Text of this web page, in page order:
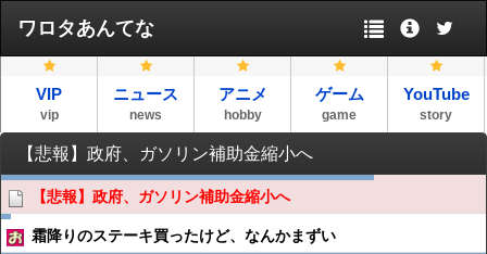
ワロタあんてな
VIP
vip
ニュース
news
アニメ
hobby
ゲーム
game
YouTube
story
【悲報】政府、ガソリン補助金縮小へ
【悲報】政府、ガソリン補助金縮小へ
霜降りのステーキ買ったけど、なんかまずい